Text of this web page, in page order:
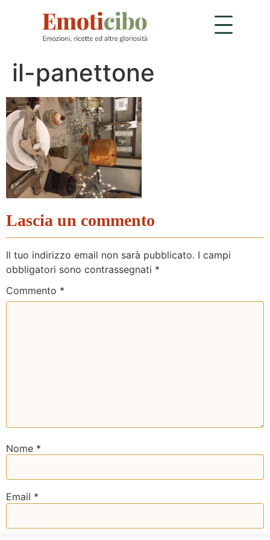
il-panettone
Lascia un commento
Il tuo indirizzo email non sarà pubblicato. I campi
obbligatori sono contrassegnati *
Commento *
Nome *
Email *